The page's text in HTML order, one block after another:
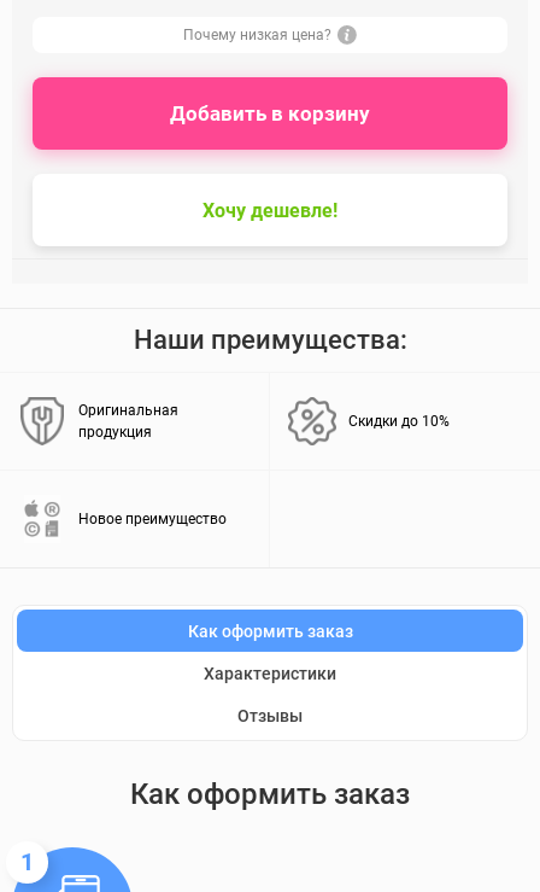
Почему низкая цена?
Хочу дешевле!
Добавить в корзину
Наши преимущества:
Оригинальная
продукция
Скидки до 10%
Новое преимущество
Как оформить заказ
Характеристики
Отзывы
Как оформить заказ
1